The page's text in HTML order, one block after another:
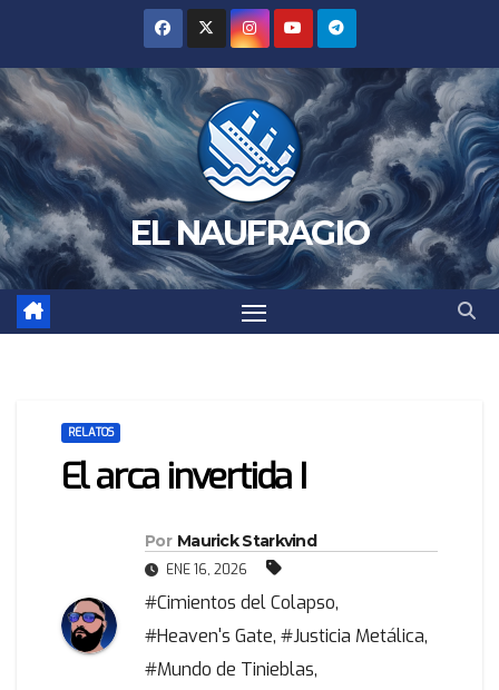
contenido
EL NAUFRAGIO
RELATOS
El arca invertida I
Por Maurick Starkvind
ENE 16, 2026
#Cimientos del Colapso,
#Heaven's Gate, #Justicia Metálica,
#Mundo de Tinieblas,